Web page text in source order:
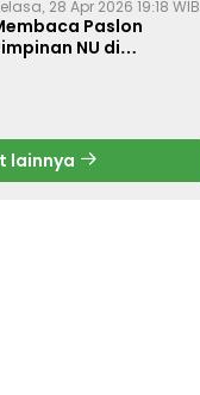
28 Apr 2026 19:18 WIB
Paslon
NU di
lainnya